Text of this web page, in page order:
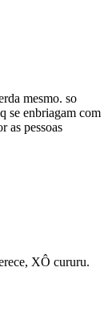
mesmo. so
se enbriagam com
as pessoas
XÔ cururu.